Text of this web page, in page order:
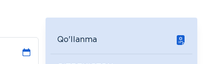
Qo'llanma